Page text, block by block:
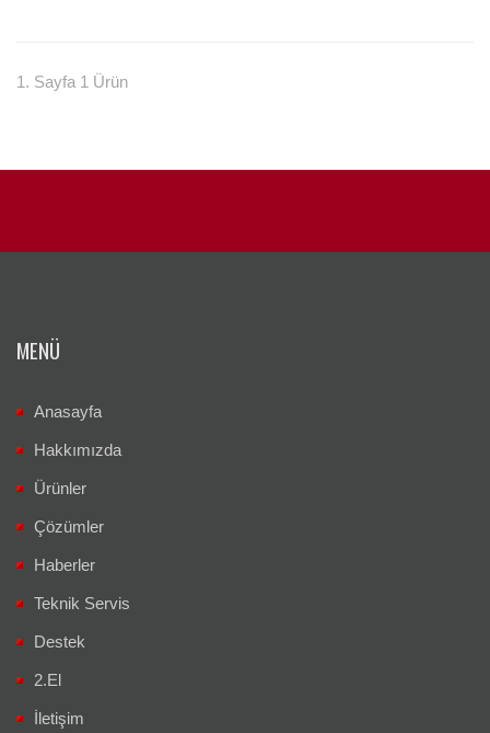
1. Sayfa 1 Ürün
MENÜ
Anasayfa
Hakkımızda
Ürünler
Çözümler
Haberler
Teknik Servis
Destek
2.El
İletişim